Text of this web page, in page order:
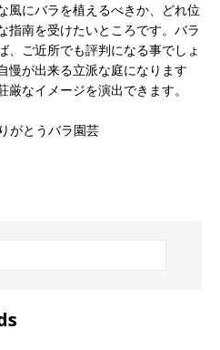
風にバラを植えるべきか、どれ位
指南を受けたいところです。バラ
、ご近所でも評判になる事でしょ
慢が出来る立派な庭になります
なイメージを演出できます。
がとうバラ園芸